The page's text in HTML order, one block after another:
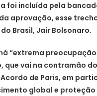
foi incluída pela
aprovação, esse
Brasil, Jair Bolsonaro.
“extrema
que vai na contramão
de Paris, em
global e proteção